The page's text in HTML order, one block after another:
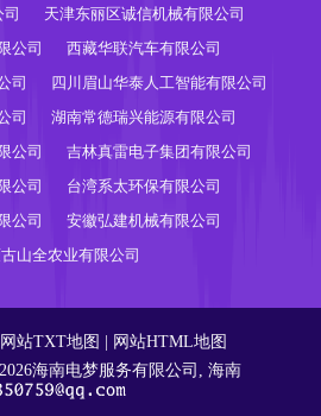
天津东丽区诚信机械有限公司
公司
西藏华联汽车有限公司
司
四川眉山华泰人工智能有限公司
司
湖南常德瑞兴能源有限公司
公司
吉林真雷电子集团有限公司
公司
台湾系太环保有限公司
公司
安徽弘建机械有限公司
山全农业有限公司
网站TXT地图
网站HTML地图
海南电梦服务有限公司, 海南